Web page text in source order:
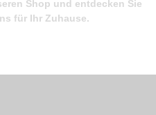
Shop und entdecken Sie
für Ihr Zuhause.